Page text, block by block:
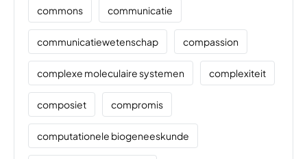
commons communicatie
communicatiewetenschap compassion
complexe moleculaire systemen complexiteit
composiet compromis
computationele biogeneeskunde